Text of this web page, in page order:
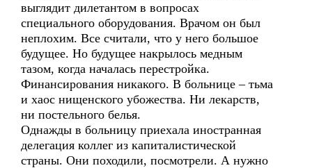
выглядит дилетантом в вопросах
специального оборудования. Врачом он был
неплохим. Все считали, что у него большое
будущее. Но будущее накрылось медным
тазом, когда началась перестройка.
Финансирования никакого. В больнице – тьма
и хаос нищенского убожества. Ни лекарств,
ни постельного белья.
Однажды в больницу приехала иностранная
делегация коллег из капиталистической
страны. Они походили, посмотрели. А нужно